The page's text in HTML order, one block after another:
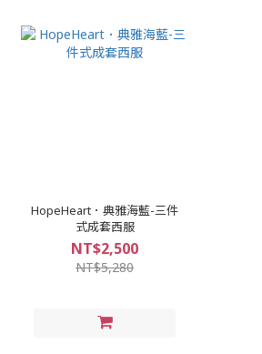
HopeHeart．典雅海藍-三件
式成套西服
NT$2,500
NT$5,280